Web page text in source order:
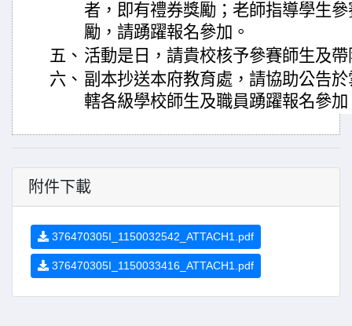
者，即有禮券獎勵；老師指導學生
勵，請踴躍報名參加。
五、 活動是日，請貴校核予參賽師生及
六、 副本抄送本府教育處，請協助公告
轄各級學校師生及職員踴躍報名參加
附件下載
376470305I_1150032542_ATTACH1.pdf
376470305I_1150033416_ATTACH1.pdf